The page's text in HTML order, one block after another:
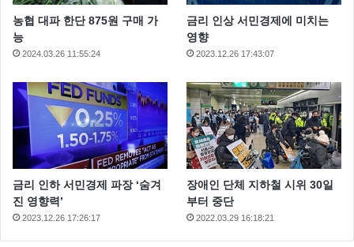
농협 대파 한단 875원 구매 가
능
2024.03.26 11:55:24
금리 인상 서민경제에 미치는
영향
2023.12.26 17:43:07
금리 인하 서민경제 파장 ‘숨겨
진 영향력’
2023.12.26 17:26:17
장애인 단체 지하철 시위 30일
부터 중단
2022.03.29 16:18:21